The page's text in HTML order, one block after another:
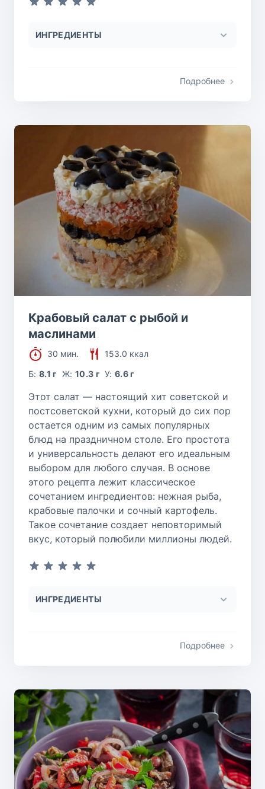
ИНГРЕДИЕНТЫ
Подробнее
Крабовый салат с рыбой и
маслинами
30 мин.
153.0 ккал
Б:8.1 г Ж: 10.3 г У:6.6 г
Этот салат — настоящий хит советской и
постсоветской кухни, который до сих пор
остается одним из самых популярных
блюд на праздничном столе. Его простота
и универсальность делают его идеальным
выбором для любого случая. В основе
этого рецепта лежит классическое
сочетанием ингредиентов: нежная рыба,
крабовые палочки и сочный картофель.
Такое сочетание создает неповторимый
вкус, который полюбили миллионы людей.
ИНГРЕДИЕНТЫ
Подробнее